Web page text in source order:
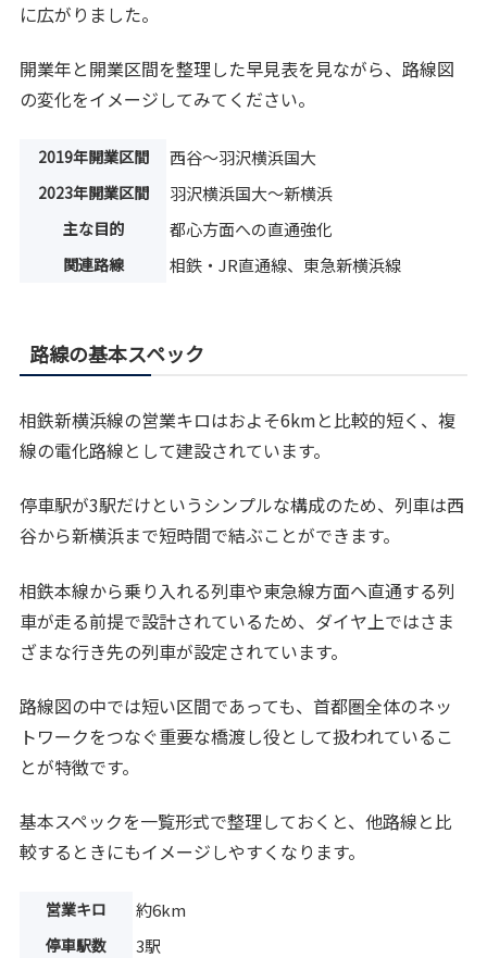
に広がりました。
開業年と開業区間を整理した早見表を見ながら、路線図
の変化をイメージしてみてください。
2019年開業区間 西谷〜羽沢横浜国大
2023年開業区間 羽沢横浜国大〜新横浜
主な目的 都心方面への直通強化
関連路線 相鉄・JR直通線、東急新横浜線
路線の基本スペック
相鉄新横浜線の営業キロはおよそ6kmと比較的短く、複
線の電化路線として建設されています。
停車駅が3駅だけというシンプルな構成のため、列車は西
谷から新横浜まで短時間で結ぶことができます。
相鉄本線から乗り入れる列車や東急線方面へ直通する列
車が走る前提で設計されているため、ダイヤ上ではさま
ざまな行き先の列車が設定されています。
路線図の中では短い区間であっても、首都圏全体のネッ
トワークをつなぐ重要な橋渡し役として扱われているこ
とが特徴です。
基本スペックを一覧形式で整理しておくと、他路線と比
較するときにもイメージしやすくなります。
営業キロ 約6km
停車駅数 3駅